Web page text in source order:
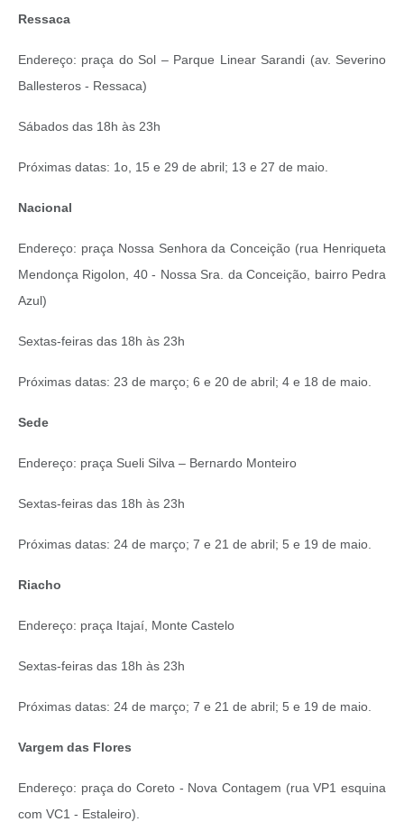
Ressaca
Endereço: praça do Sol – Parque Linear Sarandi (av. Severino
Ballesteros ‐ Ressaca)
Sábados das 18h às 23h
Próximas datas: 1o, 15 e 29 de abril; 13 e 27 de maio.
Nacional
Endereço: praça Nossa Senhora da Conceição (rua Henriqueta
Mendonça Rigolon, 40 ‐ Nossa Sra. da Conceição, bairro Pedra
Azul)
Sextas‐feiras das 18h às 23h
Próximas datas: 23 de março; 6 e 20 de abril; 4 e 18 de maio.
Sede
Endereço: praça Sueli Silva – Bernardo Monteiro
Sextas‐feiras das 18h às 23h
Próximas datas: 24 de março; 7 e 21 de abril; 5 e 19 de maio.
Riacho
Endereço: praça Itajaí, Monte Castelo
Sextas‐feiras das 18h às 23h
Próximas datas: 24 de março; 7 e 21 de abril; 5 e 19 de maio.
Vargem das Flores
Endereço: praça do Coreto ‐ Nova Contagem (rua VP1 esquina
com VC1 ‐ Estaleiro).